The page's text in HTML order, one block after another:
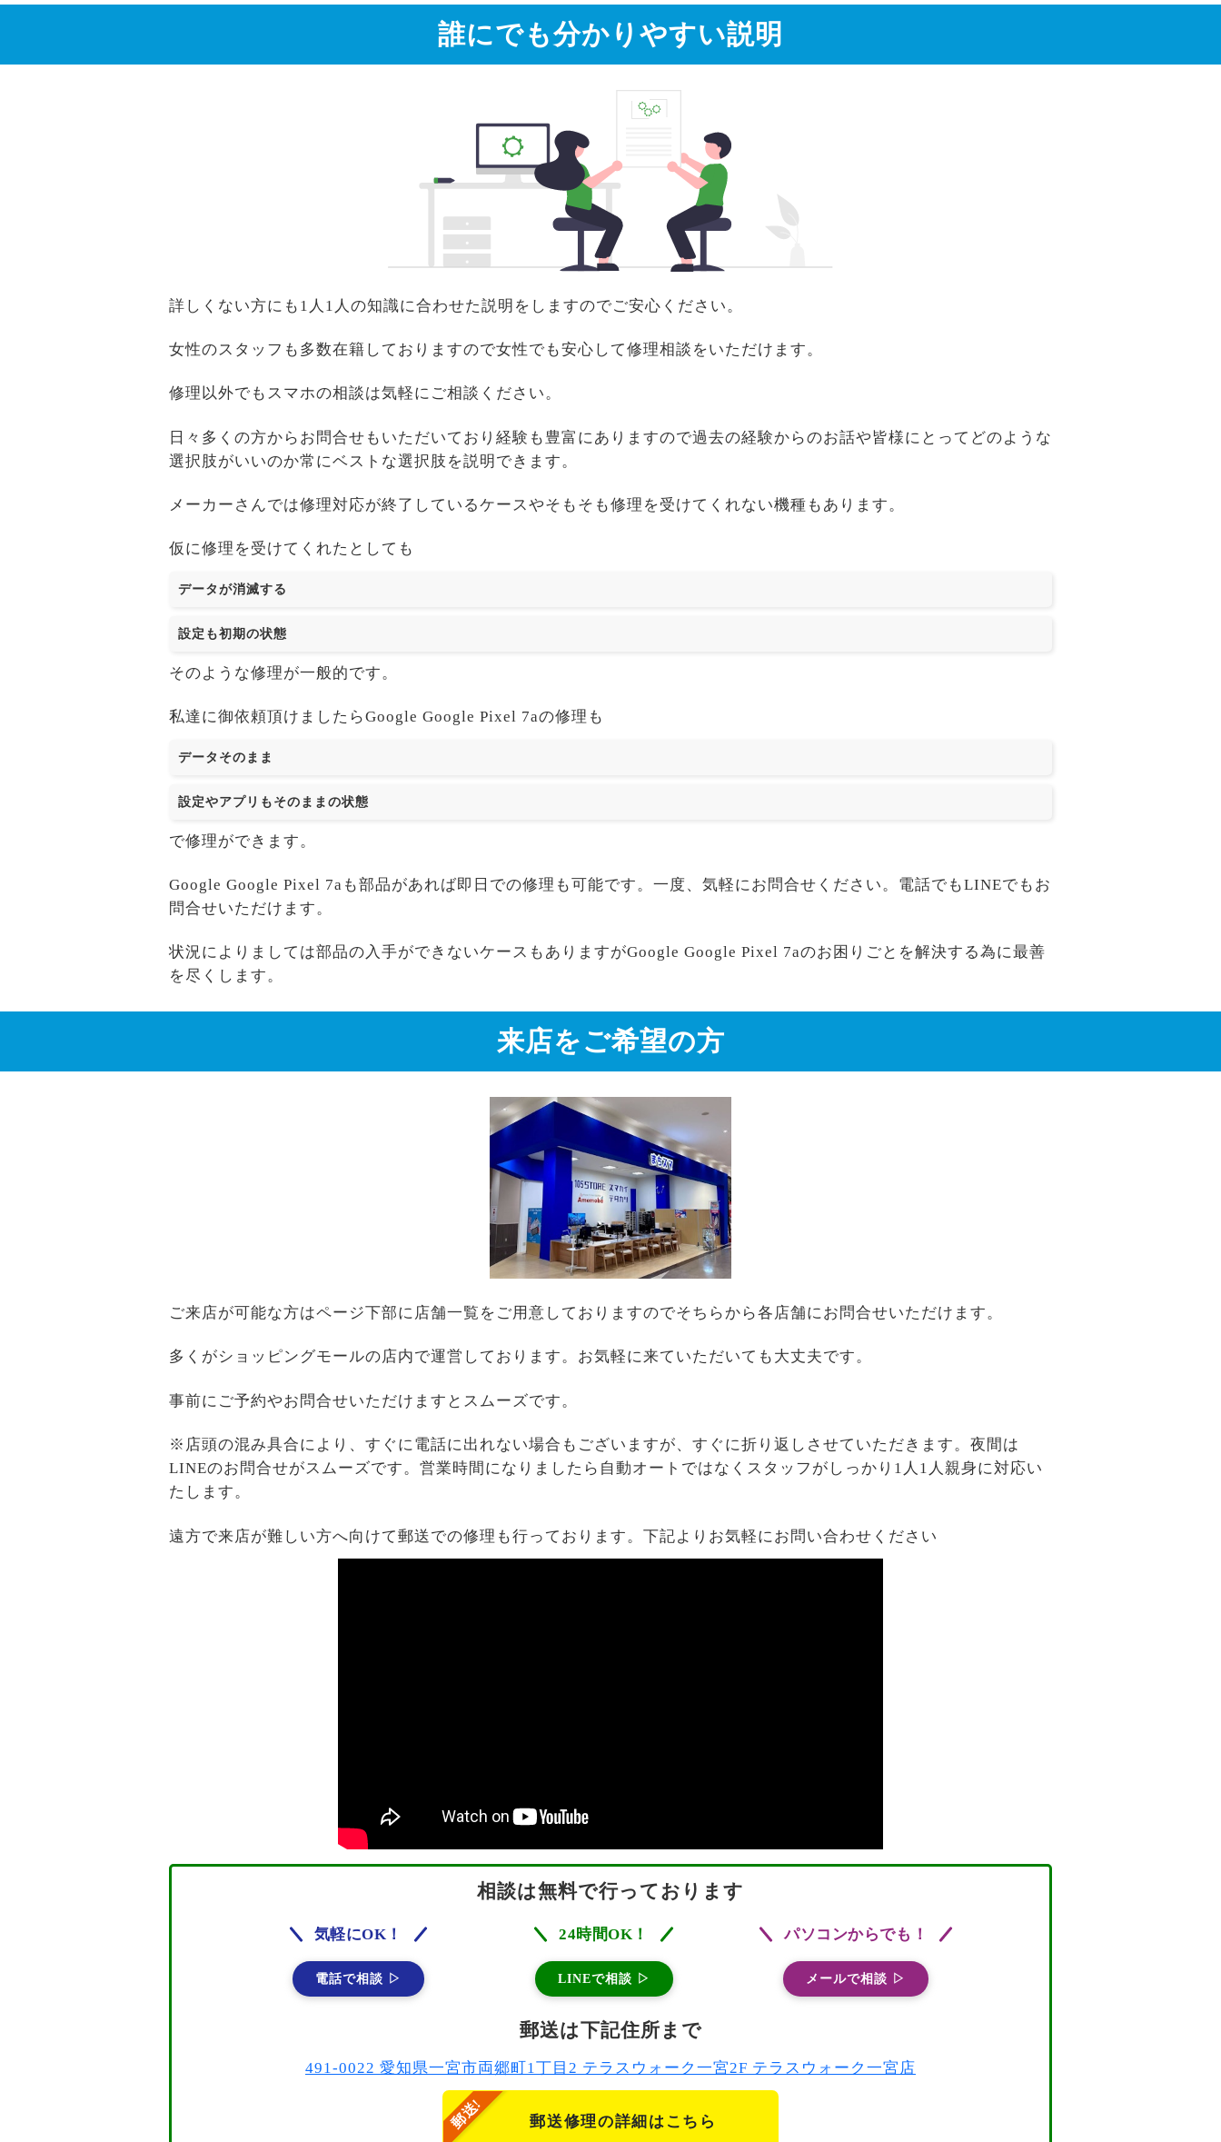
誰にでも分かりやすい説明
詳しくない方にも1人1人の知識に合わせた説明をしますのでご安心ください。
女性のスタッフも多数在籍しておりますので女性でも安心して修理相談をいただけます。
修理以外でもスマホの相談は気軽にご相談ください。
日々多くの方からお問合せもいただいており経験も豊富にありますので過去の経験からのお話や皆様にとってどのような
選択肢がいいのか常にベストな選択肢を説明できます。
メーカーさんでは修理対応が終了しているケースやそもそも修理を受けてくれない機種もあります。
仮に修理を受けてくれたとしても
データが消滅する
設定も初期の状態
そのような修理が一般的です。
私達に御依頼頂けましたらGoogle Google Pixel 7aの修理も
データそのまま
設定やアプリもそのままの状態
で修理ができます。
Google Google Pixel 7aも部品があれば即日での修理も可能です。一度、気軽にお問合せください。電話でもLINEでもお
問合せいただけます。
状況によりましては部品の入手ができないケースもありますがGoogle Google Pixel 7aのお困りごとを解決する為に最善
を尽くします。
来店をご希望の方
ご来店が可能な方はページ下部に店舗一覧をご用意しておりますのでそちらから各店舗にお問合せいただけます。
多くがショッピングモールの店内で運営しております。お気軽に来ていただいても大丈夫です。
事前にご予約やお問合せいただけますとスムーズです。
※店頭の混み具合により、すぐに電話に出れない場合もございますが、すぐに折り返しさせていただきます。夜間は
LINEのお問合せがスムーズです。営業時間になりましたら自動オートではなくスタッフがしっかり1人1人親身に対応い
たします。
遠方で来店が難しい方へ向けて郵送での修理も行っております。下記よりお気軽にお問い合わせください
相談は無料で行っております
気軽にOK！
電話で相談 ▷
24時間OK！
LINEで相談 ▷
パソコンからでも！
メールで相談 ▷
郵送は下記住所まで
491-0022 愛知県一宮市両郷町1丁目2 テラスウォーク一宮2F テラスウォーク一宮店
郵送修理の詳細はこちら